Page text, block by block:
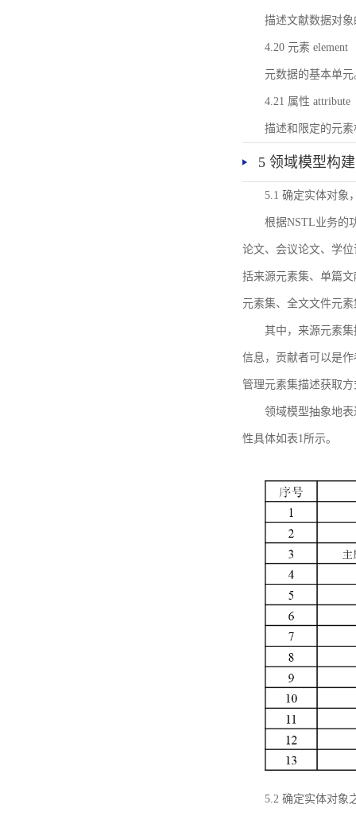
描述文献数据对
4.20 元素 element
元数据的基本单元
4.21 属性 attribute
描述和限定的元
5 领域模型构建
5.1 确定实体对象
根据NSTL业务的
论文、会议论文、学
括来源元素集、单篇
元素集、全文文件元
其中，来源元素
信息，贡献者可以是
管理元素集描述获取
领域模型抽象地
性具体如表1所示。
5.2 确定实体对象